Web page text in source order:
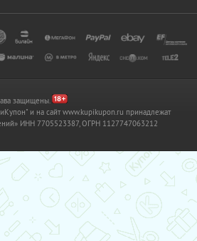
защищены.
и на сайт www.kupikupon.ru принадлежат
ИНН 7705523387, ОГРН 1127747063212